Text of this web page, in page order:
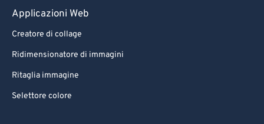
Applicazioni Web
Creatore di collage
Ridimensionatore di immagini
Ritaglia immagine
Selettore colore